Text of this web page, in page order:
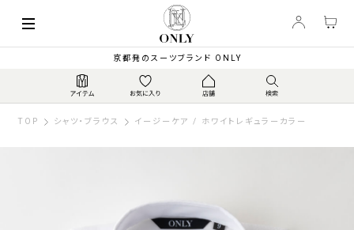
京都発のスーツブランド ONLY
TOP シャツ・ブラウス イージーケア / ホワイトレギュラーカラー